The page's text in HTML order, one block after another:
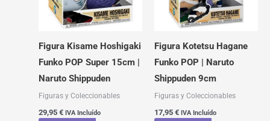
Figura Kisame Hoshigaki
Funko POP Super 15cm |
Naruto Shippuden
Figuras y Coleccionables
29,95 € IVA Incluído
Figura Kotetsu Hagane
Funko POP | Naruto
Shippuden 9cm
Figuras y Coleccionables
17,95 € IVA Incluído